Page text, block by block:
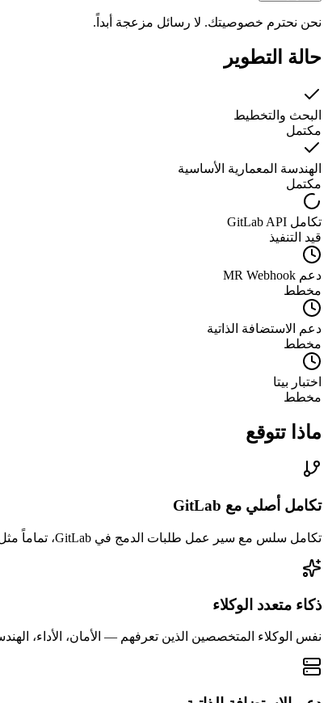
نحن نحترم خصوصيتك. لا رسائل مزعجة أبداً.
حالة التطوير
البحث والتخطيط
مكتمل
الهندسة المعمارية الأساسية
مكتمل
تكامل GitLab API
قيد التنفيذ
دعم MR Webhook
مخطط
دعم الاستضافة الذاتية
مخطط
اختبار بيتا
مخطط
ماذا تتوقع
تكامل أصلي مع GitLab
تكامل سلس مع سير عمل طلبات الدمج في GitLab، تماماً مثل تجربتنا مع GitHub.
ذكاء متعدد الوكلاء
نفس الوكلاء المتخصصين الذين تعرفهم — الأمان، الأداء،